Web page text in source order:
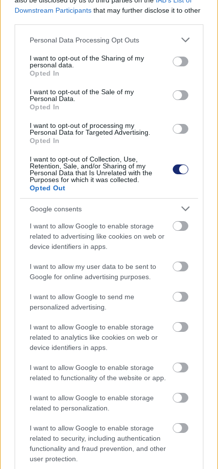
Downstream Participants that may further disclose it to other
Please note that this website/app uses one or more Google
not limited to your visit or usage behaviour. You may click to
grant or deny consent to Google and its third-party tags to
use your data for below specified purposes in below Google
consent section.
Personal Data Processing Opt Outs
I want to opt-out of the Sharing of my
personal data.
Opted In
I want to opt-out of the Sale of my
Personal Data.
Opted In
I want to opt-out of processing my
Personal Data for Targeted Advertising.
Opted In
I want to opt-out of Collection, Use,
Retention, Sale, and/or Sharing of my
Personal Data that Is Unrelated with the
Purposes for which it was collected.
Opted Out
Google consents
I want to allow Google to enable storage
related to advertising like cookies on web or
device identifiers in apps.
I want to allow my user data to be sent to
Google for online advertising purposes.
I want to allow Google to send me
personalized advertising.
I want to allow Google to enable storage
related to analytics like cookies on web or
device identifiers in apps.
I want to allow Google to enable storage
related to functionality of the website or app.
I want to allow Google to enable storage
related to personalization.
I want to allow Google to enable storage
related to security, including authentication
functionality and fraud prevention, and other
user protection.
fontosságát, hogy minden járműben legyenek meg azok
a biztonsági megoldások, amelyek megakadályozzák,
hogy a járművek nem lépnek ki saját működési
területükről és nem lépik át saját rendszereik
korábbi vizsgálata eredményeit is közzétette, amely
során 16, Teslákat érintő balesetet vizsgált meg.
Ezekben az esetekben az Autopilot rendszer a karambol
előtt "kevesebb mint 1 másodperccel" adta vissza a
vezérlést a sofőrnek.
#közlekedés
#közlekedésbiztonság
Hozzászólások
Parányi robothalak tisztíthatják
meg az óceánt a műanyagtól
Andersen Dávid| 2022 június 27. 18:12
A parányi szerkezetek tömegük
többezerszeresét is elbírják.
műanyaghulladék